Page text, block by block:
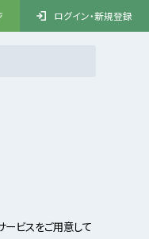
ログイン・新規登録
ビスをご用意して